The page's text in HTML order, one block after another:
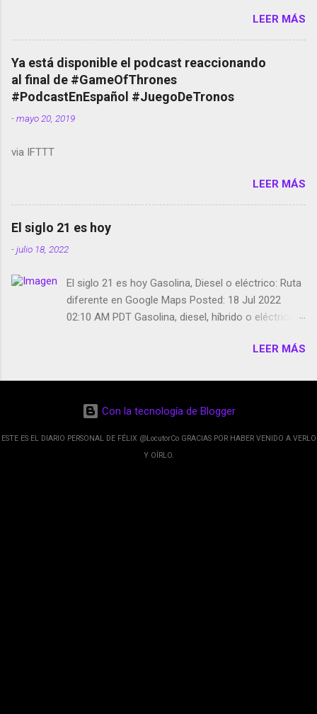
temporada de Black Mirror Twitter deja de verificar
cuentas Responden los fotógrafos Brian May y el
copyright en Instagram Música y vídeo selfies en la
red social Riddley Scott saca a Kevin Spacey de su
película Francisco regaña a los que usan el
smartphone en sus misas La serie de la Tierra
Media GoBee - StartUp de bicicletas de alquiler
Live Photos en Google Photos Llegando Partimos
Dictados en Android El tamaño y su importancia...
LEER MÁS
Ya está disponible el podcast reaccionando
al final de #GameOfThrones
#PodcastEnEspañol #JuegoDeTronos
-mayo 20, 2019
via IFTTT
LEER MÁS
El siglo 21 es hoy
-julio 18, 2022
El siglo 21 es hoy Gasolina, Diesel o eléctrico: Ruta
diferente en Google Maps Posted: 18 Jul 2022
02:10 AM PDT Gasolina, diesel, híbrido o eléctrico:
de esos sentidos es lo que hacen los
desarrolladores de Alphabet, la compañía matriz
de Google; y por el otro lado tenemos el
crecimiento de Google Maps con lo que
informamos los usuarios reseñas del lugares
LEER MÁS
Con la tecnología de Blogger
ESTE ES EL DIARIO PERSONAL DE FÉLIX @LocutorCo GRACIAS POR HABER VENIDO A VERLO
Y OÍRLO.